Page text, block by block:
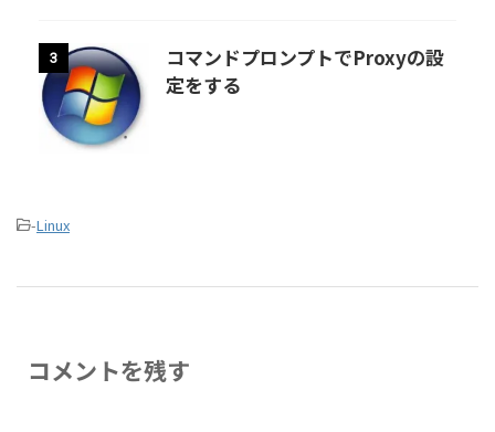
3
コマンドプロンプトでProxyの設
定をする
-Linux
コメントを残す